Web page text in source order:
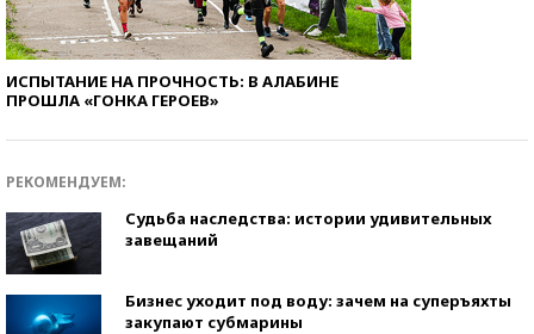
ИСПЫТАНИЕ НА ПРОЧНОСТЬ: В АЛАБИНЕ
ПРОШЛА «ГОНКА ГЕРОЕВ»
РЕКОМЕНДУЕМ:
Судьба наследства: истории удивительных
завещаний
Бизнес уходит под воду: зачем на суперъяхты
закупают субмарины